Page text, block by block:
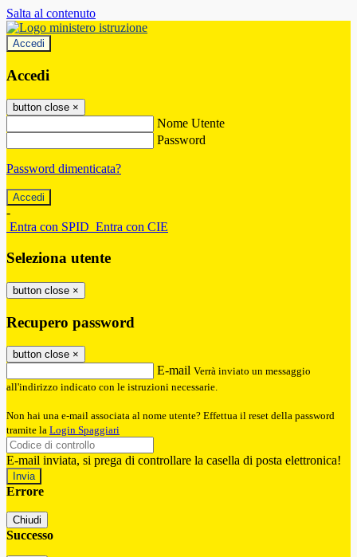
Salta al contenuto
Accedi
Accedi
button close ×
Nome Utente
Password
Password dimenticata?
-
Entra con SPID Entra con CIE
Seleziona utente
button close ×
Recupero password
button close ×
E-mail Verrà inviato un messaggio
all'indirizzo indicato con le istruzioni necessarie.
Non hai una e-mail associata al nome utente? Effettua il reset della password
tramite la Login Spaggiari
E-mail inviata, si prega di controllare la casella di posta elettronica!
Errore
Chiudi
Successo